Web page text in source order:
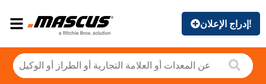
إدراج الإعلان!